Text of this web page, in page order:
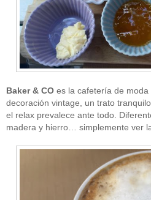
Baker & CO es la cafetería de
decoración vintage, un trato
el relax prevalece ante todo.
madera y hierro… simplemente ver